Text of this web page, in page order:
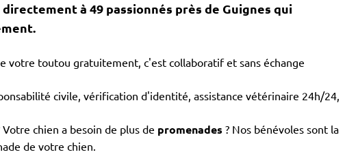
à 49 passionnés près de Guignes qui
votre toutou gratuitement, c'est collaboratif et sans échange
civile, vérification d'identité, assistance vétérinaire 24h/24,
Votre chien a besoin de plus de promenades ? Nos bénévoles sont la
de votre chien.